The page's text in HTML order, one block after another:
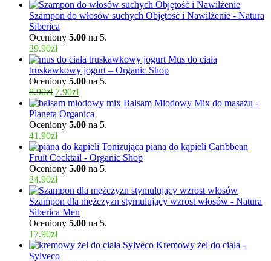
Szampon do włosów suchych Objętość i Nawilżenie - Natura
Siberica
Oceniony 5.00 na 5.
29.90zł
Mus do ciała
truskawkowy jogurt – Organic Shop
Oceniony 5.00 na 5.
8.90zł 7.90zł
Balsam Miodowy Mix do masażu -
Planeta Organica
Oceniony 5.00 na 5.
41.90zł
Tonizująca piana do kąpieli Caribbean
Fruit Cocktail - Organic Shop
Oceniony 5.00 na 5.
24.90zł
Szampon dla mężczyzn stymulujący wzrost włosów - Natura
Siberica Men
Oceniony 5.00 na 5.
17.90zł
Kremowy żel do ciała -
Sylveco